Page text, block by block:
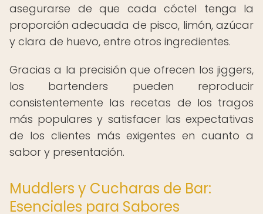
asegurarse de que cada cóctel tenga la
proporción adecuada de pisco, limón, azúcar
y clara de huevo, entre otros ingredientes.
Gracias a la precisión que ofrecen los jiggers,
los bartenders pueden reproducir
consistentemente las recetas de los tragos
más populares y satisfacer las expectativas
de los clientes más exigentes en cuanto a
sabor y presentación.
Muddlers y Cucharas de Bar:
Esenciales para Sabores